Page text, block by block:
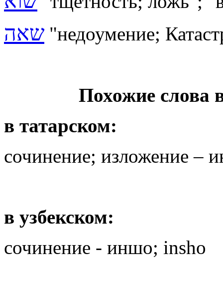
שאה "недоумение;
Похожие слова
в татарском:
сочинение; изложение –
в узбекском:
сочинение - иншо; insho